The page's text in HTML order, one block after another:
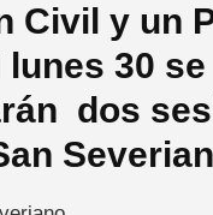
Civil y un
30 se
dos